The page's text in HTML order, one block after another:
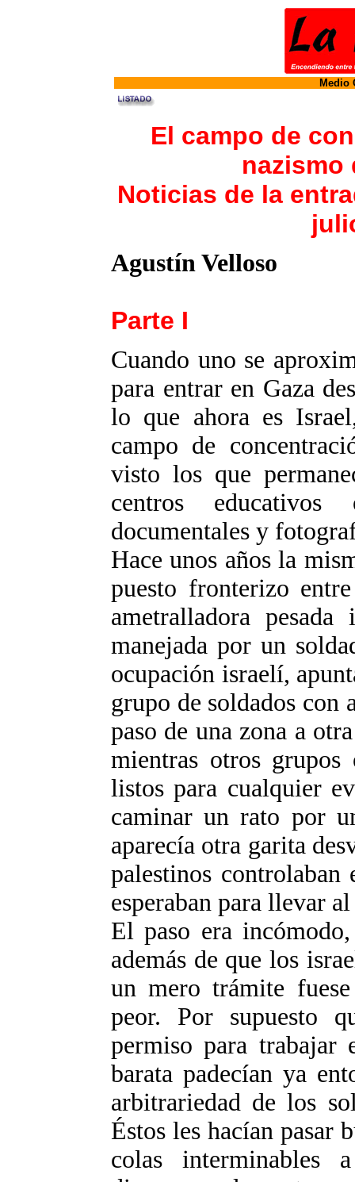
Medio
El campo de
nazismo
Noticias de la
Agustín Velloso
Parte I
Cuando uno se
para entrar en Gaza
lo que ahora es
campo de
visto los que
centros
documentales y
Hace unos años la
puesto fronterizo
ametralladora
manejada por un
ocupación israelí,
grupo de soldados con
paso de una zona a
mientras otros grupos
listos para cualquier
caminar un rato por
aparecía otra garita
palestinos
esperaban para llevar
El paso era
además de que los
un mero trámite
peor. Por supuesto
permiso para trabajar
barata padecían ya
arbitrariedad de los
Éstos les hacían pasar
colas interminables